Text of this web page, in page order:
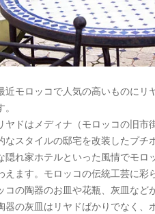
近モロッコで人気の高いものにリ
ヤドはメディナ（モロッコの旧市
なスタイルの邸宅を改装したプチ
隠れ家ホテルといった風情でモロ
えます。モロッコの伝統工芸に彩
コの陶器のお皿や花瓶、灰皿など
器の灰皿はリヤドばかりでなく、